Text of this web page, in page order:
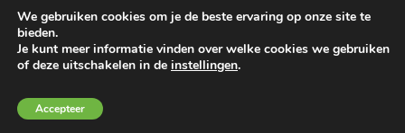
HOME NIEUWS OVER ONS CONTACT
We gebruiken cookies om je de beste ervaring op onze site te
bieden.
Je kunt meer informatie vinden over welke cookies we gebruiken
of deze uitschakelen in de instellingen.
Accepteer